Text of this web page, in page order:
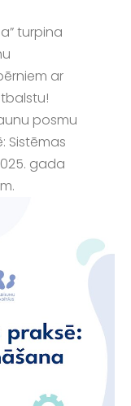
turpina
ar
posmu
Sistēmas
gada